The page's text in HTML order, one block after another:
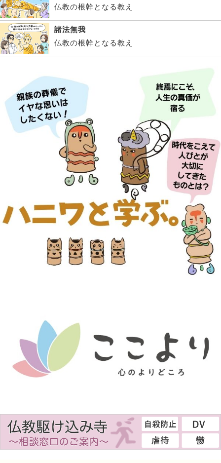
仏教の根幹となる教え
諸法無我
仏教の根幹となる教え